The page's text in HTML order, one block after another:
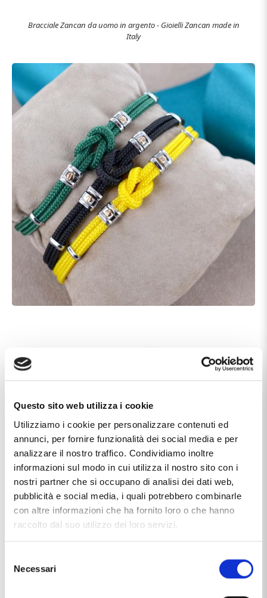
Questo sito web utilizza i cookie
Utilizziamo i cookie per personalizzare contenuti ed
annunci, per fornire funzionalità dei social media e per
analizzare il nostro traffico. Condividiamo inoltre
informazioni sul modo in cui utilizza il nostro sito con i
nostri partner che si occupano di analisi dei dati web,
pubblicità e social media, i quali potrebbero combinarle
con altre informazioni che ha fornito loro o che hanno
raccolto dal suo utilizzo dei loro servizi.
delNecessari
Bracciale Zancan da uomo in argento - Gioielli Zancan made in
Italy